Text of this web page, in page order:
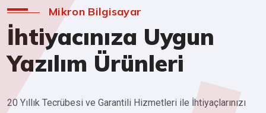
Mikron Bilgisayar
İhtiyacınıza Uygun
Yazılım Ürünleri
20 Yıllık Tecrübesi ve Garantili Hizmetleri ile İhtiyaçlarınızı